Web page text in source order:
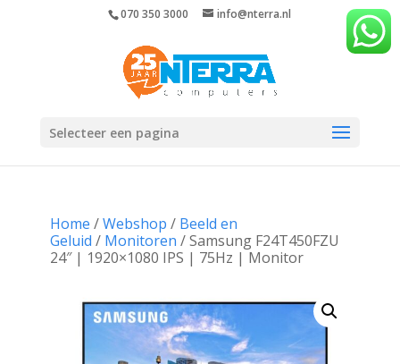
070 350 3000 info@nterra.nl
Selecteer een pagina
Home /Webshop / Beeld en
Geluid / Monitoren / Samsung F24T450FZU
24″ | 1920×1080 IPS | 75Hz | Monitor